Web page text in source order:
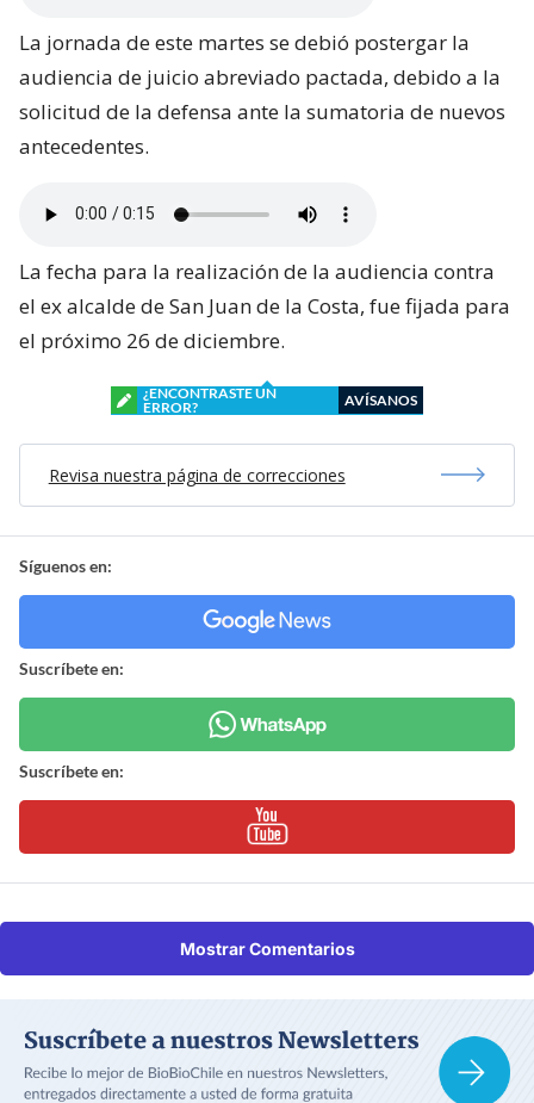
La jornada de este martes se debió postergar la
audiencia de juicio abreviado pactada, debido a la
solicitud de la defensa ante la sumatoria de nuevos
antecedentes.
La fecha para la realización de la audiencia contra
el ex alcalde de San Juan de la Costa, fue fijada para
el próximo 26 de diciembre.
¿ENCONTRASTE UN
ERROR?
AVÍSANOS
Revisa nuestra página de correcciones
Síguenos en:
Suscríbete en:
Suscríbete en:
Mostrar Comentarios